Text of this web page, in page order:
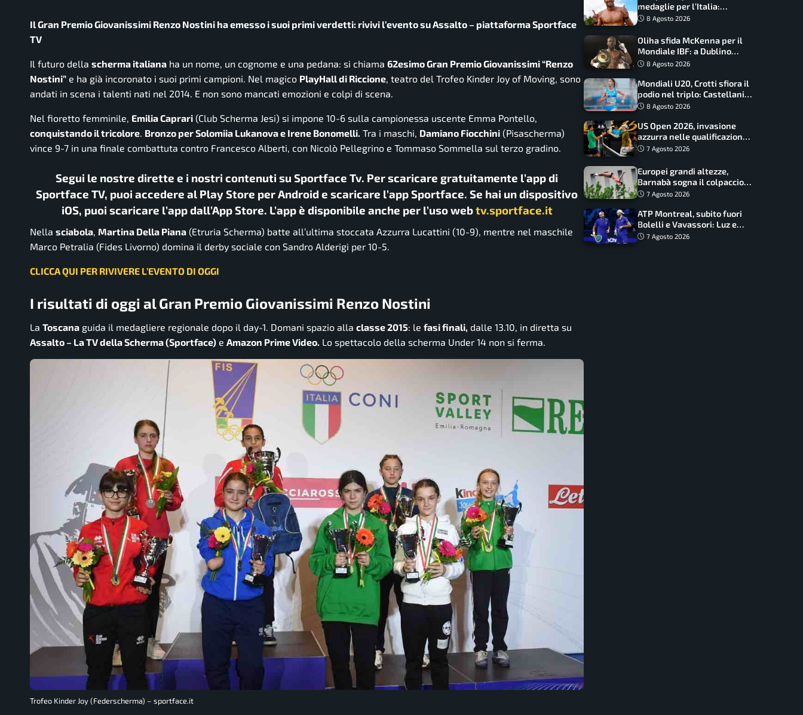
Il Gran Premio Giovanissimi Renzo Nostini ha emesso i suoi primi verdetti: rivivi l’evento su Assalto – piattaforma Sportface
TV
Il futuro della scherma italiana ha un nome, un cognome e una pedana: si chiama 62esimo Gran Premio Giovanissimi “Renzo
Nostini” e ha già incoronato i suoi primi campioni. Nel magico PlayHall di Riccione, teatro del Trofeo Kinder Joy of Moving, sono
andati in scena i talenti nati nel 2014. E non sono mancati emozioni e colpi di scena.
Nel fioretto femminile, Emilia Caprari (Club Scherma Jesi) si impone 10-6 sulla campionessa uscente Emma Pontello,
conquistando il tricolore. Bronzo per Solomiia Lukanova e Irene Bonomelli. Tra i maschi, Damiano Fiocchini (Pisascherma)
vince 9-7 in una finale combattuta contro Francesco Alberti, con Nicolò Pellegrino e Tommaso Sommella sul terzo gradino.
Segui le nostre dirette e i nostri contenuti su Sportface Tv. Per scaricare gratuitamente l’app di
Sportface TV, puoi accedere al Play Store per Android e scaricare l’app Sportface. Se hai un dispositivo
iOS, puoi scaricare l’app dall’App Store. L’app è disponibile anche per l’uso webtv.sportface.it
Nella sciabola, Martina Della Piana (Etruria Scherma) batte all’ultima stoccata Azzurra Lucattini (10-9), mentre nel maschile
Marco Petralia (Fides Livorno) domina il derby sociale con Sandro Alderigi per 10-5.
CLICCA QUI PER RIVIVERE L’EVENTO DI OGGI
I risultati di oggi al Gran Premio Giovanissimi Renzo Nostini
La Toscana guida il medagliere regionale dopo il day-1. Domani spazio alla classe 2015: le fasi finali, dalle 13.10, in diretta su
Assalto – La TV della Scherma (Sportface) e Amazon Prime Video. Lo spettacolo della scherma Under 14 non si ferma.
Trofeo Kinder Joy (Federscherma) – sportface.it
medaglie per l’Italia:
Paltrinieri guida la staffetta,
grandi altezze
8 Agosto 2026
Oliha sfida McKenna per il
Mondiale IBF: a Dublino
serve l’impresa nella tana
8 Agosto 2026
Mondiali U20, Crotti sfiora il
podio nel triplo: Castellani
da record, Succo in finale
8 Agosto 2026
US Open 2026, invasione
azzurra nelle qualificazioni:
17 italiani a caccia del main
7 Agosto 2026
Europei grandi altezze,
Barnabà sogna il colpaccio:
è leader a metà gara, Baraldi
7 Agosto 2026
ATP Montreal, subito fuori
Bolelli e Vavassori: Luz e
Matos fermano gli azzurri
7 Agosto 2026